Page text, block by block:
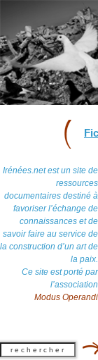
Irénées.net est un site de
ressources
documentaires destiné à
favoriser l’échange de
connaissances et de
savoir faire au service de
la construction d’un art de
la paix.
Ce site est porté par
l’association
Modus Operandi